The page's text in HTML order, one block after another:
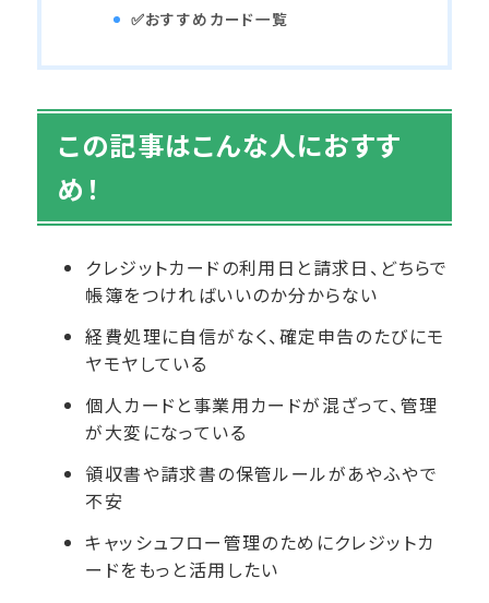
✅おすすめカード一覧
この記事はこんな人におすす
め！
クレジットカードの利用日と請求日、どちらで
帳簿をつければいいのか分からない
経費処理に自信がなく、確定申告のたびにモ
ヤモヤしている
個人カードと事業用カードが混ざって、管理
が大変になっている
領収書や請求書の保管ルールがあやふやで
不安
キャッシュフロー管理のためにクレジットカ
ードをもっと活用したい